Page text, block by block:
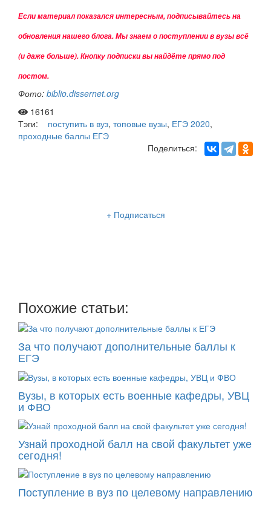
Если материал показался интересным, подписывайтесь на
обновления нашегоблога. Мы знаем о поступлении в вузы всё
(и даже больше). Кнопку подписки вы найдёте прямо под
постом.
Фото: biblio.dissernet.org
16161
Тэги:
поступить в вуз, топовые вузы, ЕГЭ 2020,
проходные баллы ЕГЭ
Поделиться:
+ Подписаться
Похожие статьи:
За что получают дополнительные баллы к
ЕГЭ
Вузы, в которых есть военные кафедры, УВЦ
и ФВО
Узнай проходной балл на свой факультет уже
сегодня!
Поступление в вуз по целевому направлению